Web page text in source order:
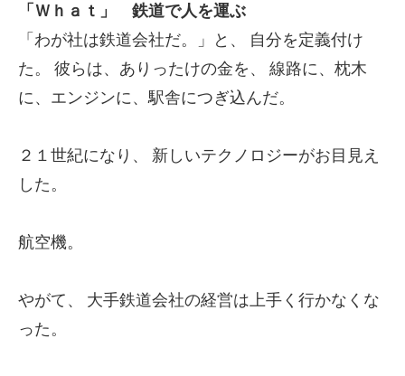
「Ｗｈａｔ」 鉄道で人を運ぶ
「わが社は鉄道会社だ。」と、
自分を定義付け
た。
彼らは、ありったけの金を、
線路に、枕木
に、エンジンに、駅舎につぎ込んだ。
２１世紀になり、
新しいテクノロジーがお目見え
した。
航空機。
やがて、
大手鉄道会社の経営は上手く行かなくな
った。